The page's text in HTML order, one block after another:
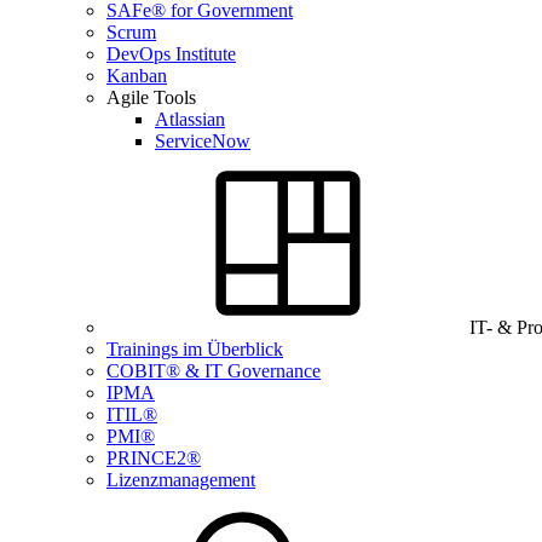
SAFe® for Government
Scrum
DevOps Institute
Kanban
Agile Tools
Atlassian
ServiceNow
IT- &
Trainings im Überblick
COBIT® & IT Governance
IPMA
ITIL®
PMI®
PRINCE2®
Lizenzmanagement